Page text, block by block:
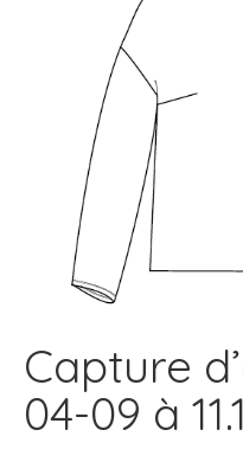
Capture
04-09 à